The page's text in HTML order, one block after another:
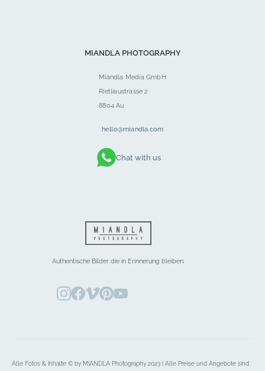
Authentische Bilder die in Erinnerung bleiben.
MIANDLA PHOTOGRAPHY
Miandla Media GmbH
Rietliaustrasse 2
8804 Au
hello@miandla.com
Chat with us
Alle Fotos & Inhalte © by MIANDLA Photography 2023 I Alle Preise und Angebote sind